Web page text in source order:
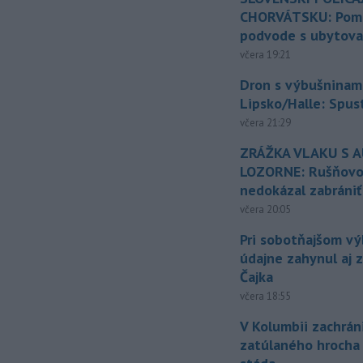
CHORVÁTSKU:
podvode s
včera 19:21
Dron s
Lipsko/Halle:
včera 21:29
ZRÁŽKA VLAKU S
LOZORNE:
nedokázal zabrániť
včera 20:05
Pri sobotňajšom
údajne zahynul aj
Čajka
včera 18:55
V Kolumbii
zatúlaného hrocha